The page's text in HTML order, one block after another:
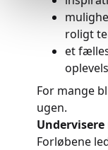
roligt
et
For mange
ugen.
Forløbene